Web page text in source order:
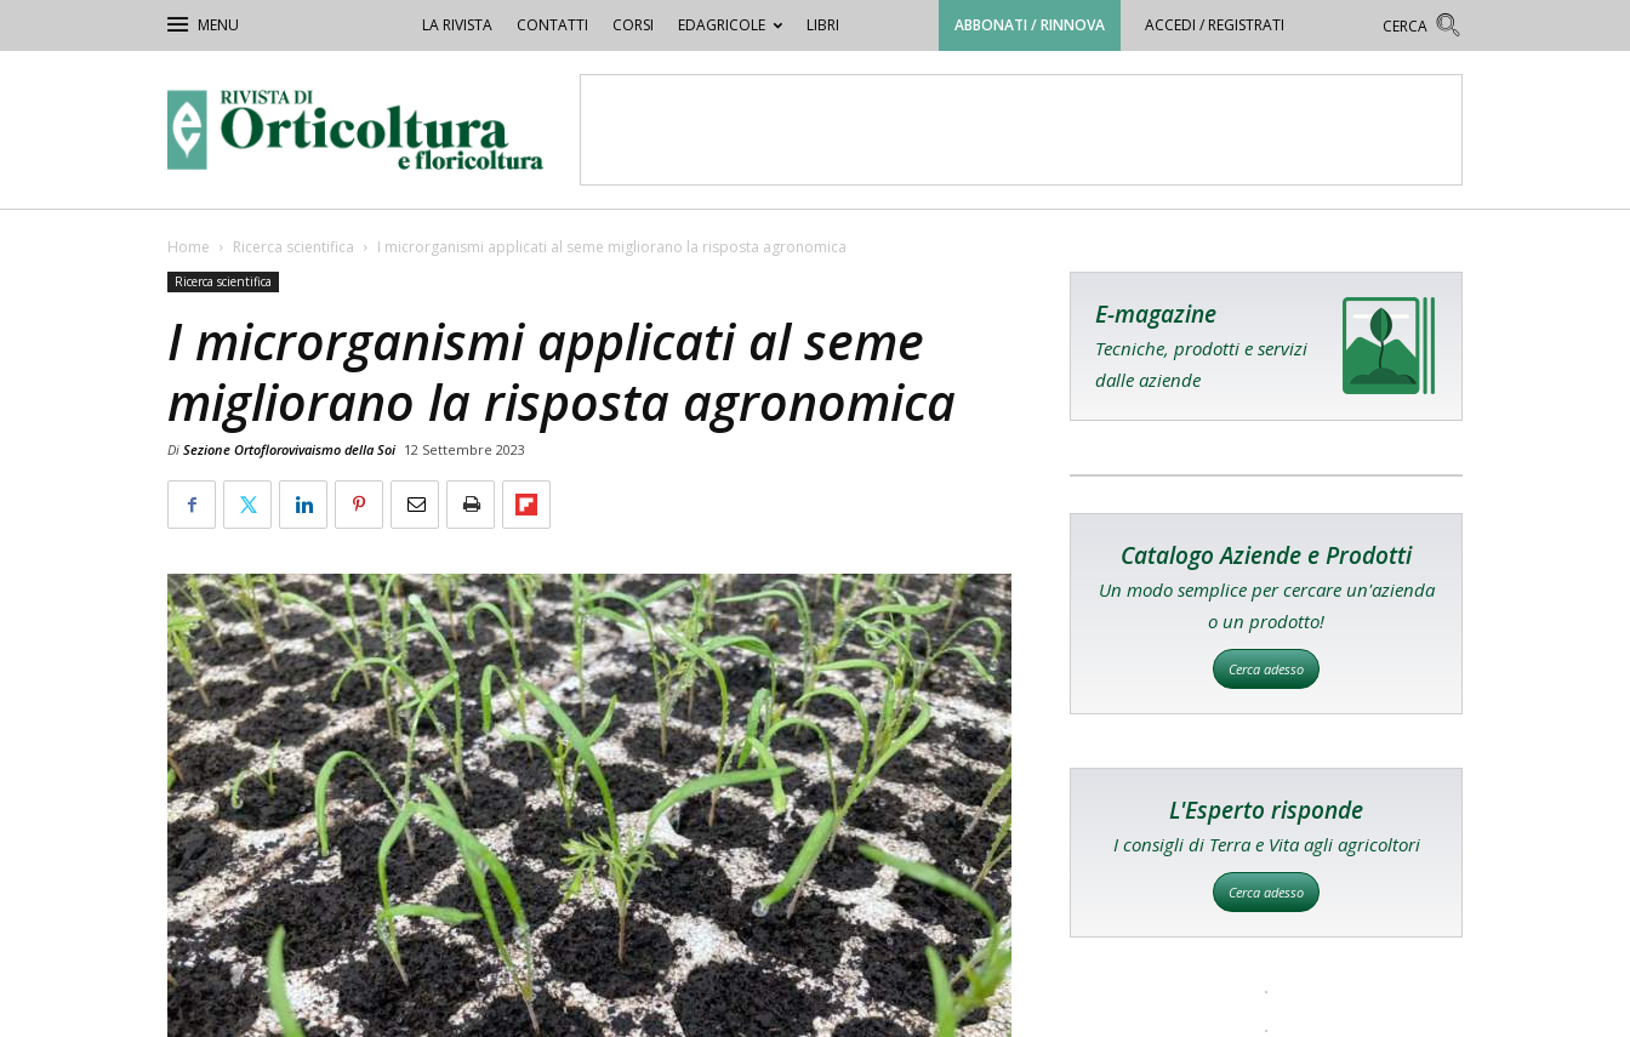
LA RIVISTA CONTATTI CORSI EDAGRICOLE LIBRI ABBONATI / RINNOVA ACCEDI / REGISTRATI
Orticoltura
Home Ricerca scientifica I microrganismi applicati al seme migliorano la risposta agronomica
Ricerca scientifica
I microrganismi applicati al seme
migliorano la risposta agronomica
Di Sezione Ortoflorovivaismo della Soi 12 Settembre 2023
E-magazine
Tecniche, prodotti e servizi
dalle aziende
Catalogo Aziende e Prodotti
Un modo semplice per cercare un'azienda
o un prodotto!
Cerca adesso
L'Esperto risponde
I consigli di Terra e Vita agli agricoltori
Cerca adesso